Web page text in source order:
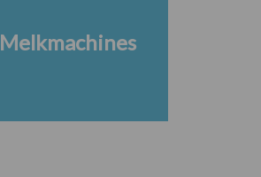
Melkmachines